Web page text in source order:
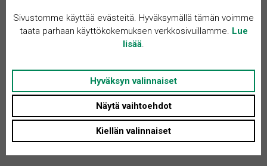
Ei tuloksia. Kokeile hakua
toisilla ehdoilla.
Sivustomme käyttää evästeitä. Hyväksymällä tämän voimme
taata parhaan käyttökokemuksen verkkosivuillamme. Lue
lisää
Hyväksyn valinnaiset
Näytä vaihtoehdot
Kiellän valinnaiset